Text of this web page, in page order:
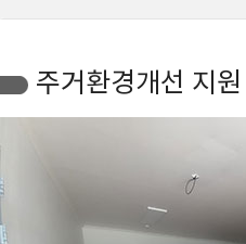
주거환경개선 지원